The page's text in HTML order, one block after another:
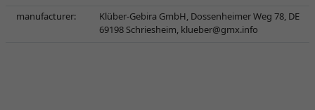
manufacturer:
Klüber-Gebira GmbH, Dossenheimer Weg 78, DE
69198 Schriesheim, klueber@gmx.info